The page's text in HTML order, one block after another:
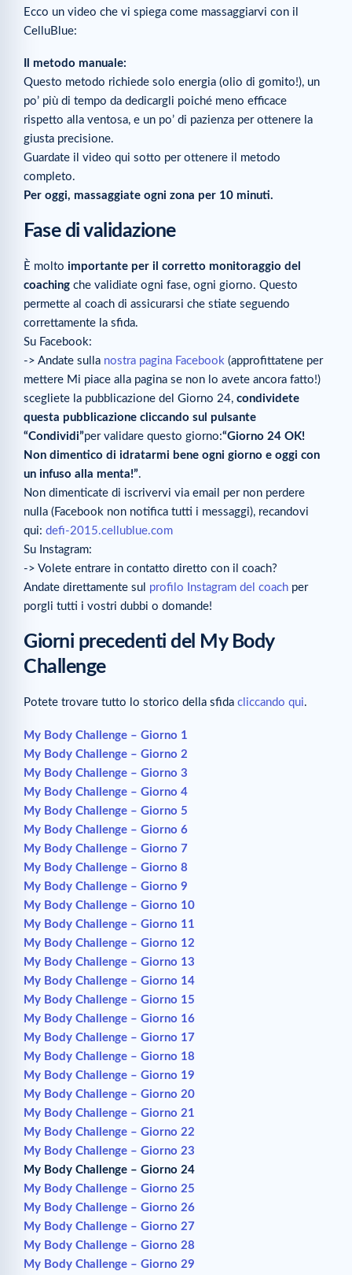
Ecco un video che vi spiega come massaggiarvi con il
CelluBlue:
Il metodo manuale:
Questo metodo richiede solo energia (olio di gomito!), un
po’ più di tempo da dedicargli poiché meno efficace
rispetto alla ventosa, e un po’ di pazienza per ottenere la
giusta precisione.
Guardate il video qui sotto per ottenere il metodo
completo.
Per oggi, massaggiate ogni zona per 10 minuti.
Fase di validazione
È molto importante per il corretto monitoraggio del
coaching che validiate ogni fase, ogni giorno. Questo
permette al coach di assicurarsi che stiate seguendo
correttamente la sfida.
Su Facebook:
-> Andate sulla nostra pagina Facebook (approfittatene per
mettere Mi piace alla pagina se non lo avete ancora fatto!)
scegliete la pubblicazione del Giorno 24, condividete
questa pubblicazione cliccando sul pulsante
“Condividi”per validare questo giorno:“Giorno 24 OK!
Non dimentico di idratarmi bene ogni giorno e oggi con
un infuso alla menta!”.
Non dimenticate di iscrivervi via email per non perdere
nulla (Facebook non notifica tutti i messaggi), recandovi
qui: defi-2015.cellublue.com
Su Instagram:
-> Volete entrare in contatto diretto con il coach?
Andate direttamente sul profilo Instagram del coach per
porgli tutti i vostri dubbi o domande!
Giorni precedenti del My Body
Challenge
Potete trovare tutto lo storico della sfida cliccando qui.
My Body Challenge – Giorno 1
My Body Challenge – Giorno 2
My Body Challenge – Giorno 3
My Body Challenge – Giorno 4
My Body Challenge – Giorno 5
My Body Challenge – Giorno 6
My Body Challenge – Giorno 7
My Body Challenge – Giorno 8
My Body Challenge – Giorno 9
My Body Challenge – Giorno 10
My Body Challenge – Giorno 11
My Body Challenge – Giorno 12
My Body Challenge – Giorno 13
My Body Challenge – Giorno 14
My Body Challenge – Giorno 15
My Body Challenge – Giorno 16
My Body Challenge – Giorno 17
My Body Challenge – Giorno 18
My Body Challenge – Giorno 19
My Body Challenge – Giorno 20
My Body Challenge – Giorno 21
My Body Challenge – Giorno 22
My Body Challenge – Giorno 23
My Body Challenge – Giorno 24
My Body Challenge – Giorno 25
My Body Challenge – Giorno 26
My Body Challenge – Giorno 27
My Body Challenge – Giorno 28
My Body Challenge – Giorno 29